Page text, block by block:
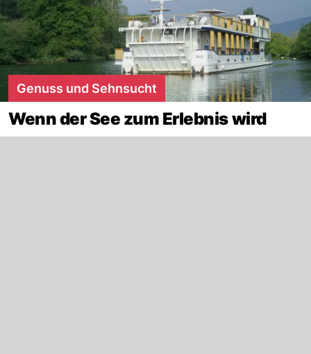
Genuss und Sehnsucht
Wenn der See zum Erlebnis wird